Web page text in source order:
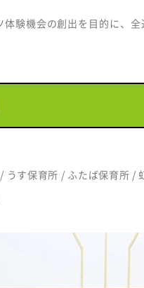
験機会の創出を目的に、
す保育所 / ふたば保育所 /